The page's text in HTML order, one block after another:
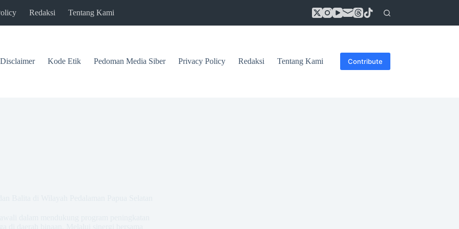
Redaksi Tentang Kami
Disclaimer Kode Etik Pedoman Media Siber Privacy Policy Redaksi Tentang Kami Contribute